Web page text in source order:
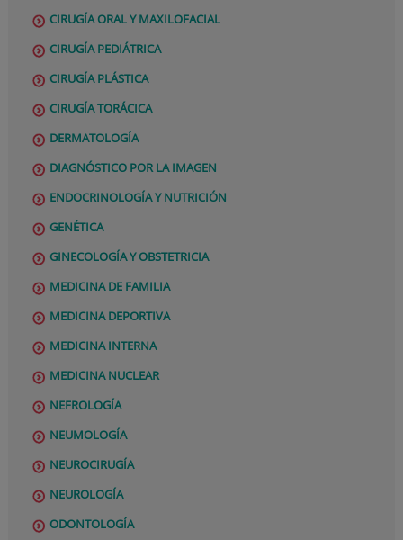
CIRUGÍA ORAL Y MAXILOFACIAL
CIRUGÍA PEDIÁTRICA
CIRUGÍA PLÁSTICA
CIRUGÍA TORÁCICA
DERMATOLOGÍA
DIAGNÓSTICO POR LA IMAGEN
ENDOCRINOLOGÍA Y NUTRICIÓN
GENÉTICA
GINECOLOGÍA Y OBSTETRICIA
MEDICINA DE FAMILIA
MEDICINA DEPORTIVA
MEDICINA INTERNA
MEDICINA NUCLEAR
NEFROLOGÍA
NEUMOLOGÍA
NEUROCIRUGÍA
NEUROLOGÍA
ODONTOLOGÍA